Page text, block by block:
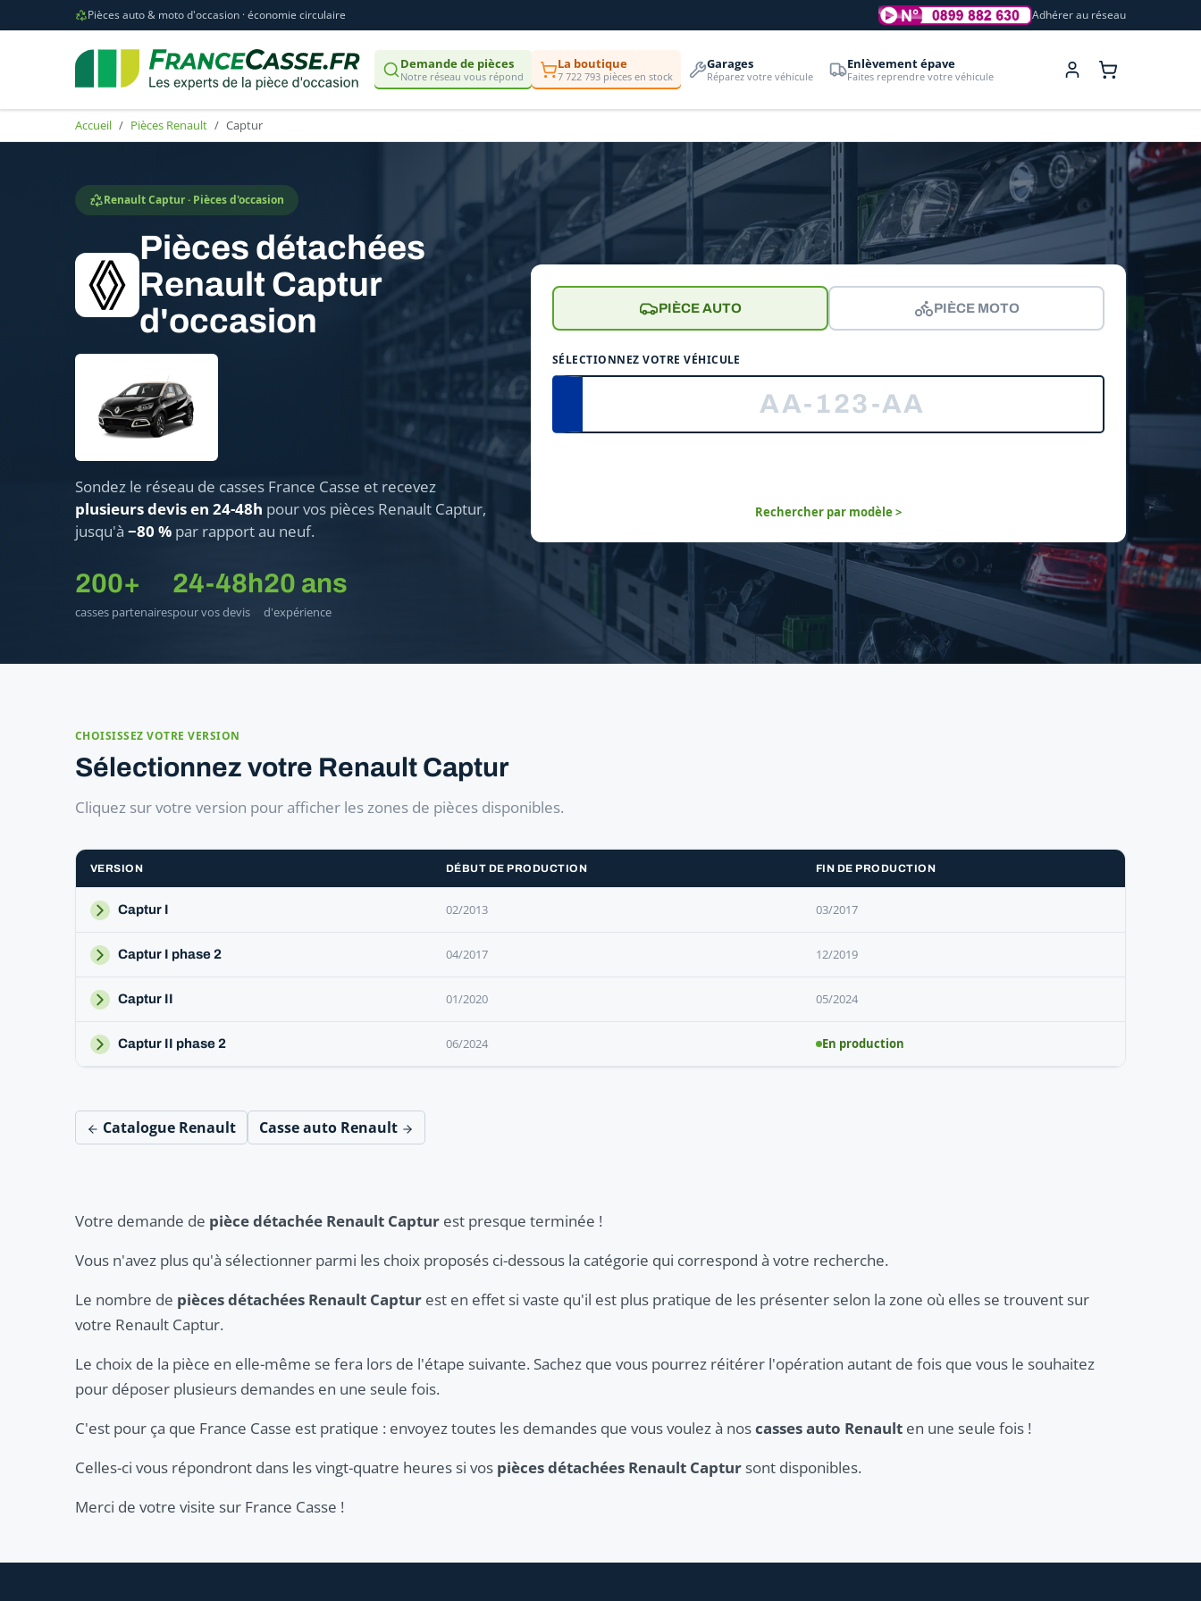
Pièces auto & moto d'occasion · économie circulaire Adhérer au réseau
Demande de pièces
Notre réseau vous répond
La boutique
7 722 793 pièces en stock
Garages
Réparez votre véhicule
Enlèvement épave
Faites reprendre votre véhicule
Accueil Pièces Renault Captur
Renault Captur · Pièces d'occasion
Pièces détachées
Renault Captur
d'occasion
Sondez le réseau de casses France Casse et recevez
plusieurs devis en 24-48h pour vos pièces Renault Captur,
jusqu'à −80 % par rapport au neuf.
200+
casses partenaires
24-48h
pour vos devis
20 ans
d'expérience
PIÈCE AUTO PIÈCE MOTO
SÉLECTIONNEZ VOTRE VÉHICULE
Rechercher par modèle >
CHOISISSEZ VOTRE VERSION
Sélectionnez votre Renault Captur
Cliquez sur votre version pour afficher les zones de pièces disponibles.
VERSION DÉBUT DE PRODUCTION FIN DE PRODUCTION
Captur I 02/2013 03/2017
Captur I phase 2 04/2017 12/2019
Captur II 01/2020 05/2024
Captur II phase 2 06/2024 En production
Catalogue Renault Casse auto Renault
Votre demande de pièce détachée Renault Captur est presque terminée !
Vous n'avez plus qu'à sélectionner parmi les choix proposés ci-dessous la catégorie qui correspond à votre recherche.
Le nombre de pièces détachées Renault Captur est en effet si vaste qu'il est plus pratique de les présenter selon la zone où elles se trouvent sur
votre Renault Captur.
Le choix de la pièce en elle-même se fera lors de l'étape suivante. Sachez que vous pourrez réitérer l'opération autant de fois que vous le souhaitez
pour déposer plusieurs demandes en une seule fois.
C'est pour ça que France Casse est pratique : envoyez toutes les demandes que vous voulez à noscasses auto Renault en une seule fois !
Celles-ci vous répondront dans les vingt-quatre heures si vos pièces détachées Renault Captur sont disponibles.
Merci de votre visite sur France Casse !